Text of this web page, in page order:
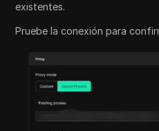
existentes.
Pruebe la conexión para